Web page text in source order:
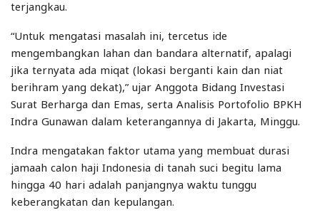
terjangkau.
“Untuk mengatasi masalah ini, tercetus ide
mengembangkan lahan dan bandara alternatif, apalagi
jika ternyata ada miqat (lokasi berganti kain dan niat
berihram yang dekat),” ujar Anggota Bidang Investasi
Surat Berharga dan Emas, serta Analisis Portofolio BPKH
Indra Gunawan dalam keterangannya di Jakarta, Minggu.
Indra mengatakan faktor utama yang membuat durasi
jamaah calon haji Indonesia di tanah suci begitu lama
hingga 40 hari adalah panjangnya waktu tunggu
keberangkatan dan kepulangan.